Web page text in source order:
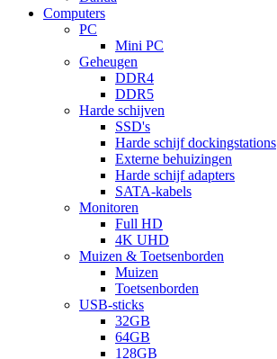
Computers
PC
Mini PC
Geheugen
DDR4
DDR5
Harde schijven
SSD's
Harde schijf dockingstations
Externe behuizingen
Harde schijf adapters
SATA-kabels
Monitoren
Full HD
4K UHD
Muizen & Toetsenborden
Muizen
Toetsenborden
USB-sticks
32GB
64GB
128GB